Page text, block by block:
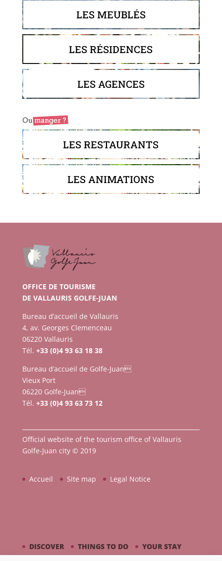
LES MEUBLÉS
LES RÉSIDENCES
LES AGENCES
LES RESTAURANTS
LES ANIMATIONS
OFFICE DE TOURISME
DE VALLAURIS GOLFE-JUAN
Bureau d’accueil de Vallauris
4, av. Georges Clemenceau
06220 Vallauris
Tél. +33 (0)4 93 63 18 38
Bureau d’accueil de Golfe-Juan
Vieux Port
06220 Golfe-Juan
Tél. +33 (0)4 93 63 73 12
Official website of the tourism office of Vallauris
Golfe-Juan city © 2019
Accueil Site map Legal Notice
DISCOVER THINGS TO DO
YOUR STAY